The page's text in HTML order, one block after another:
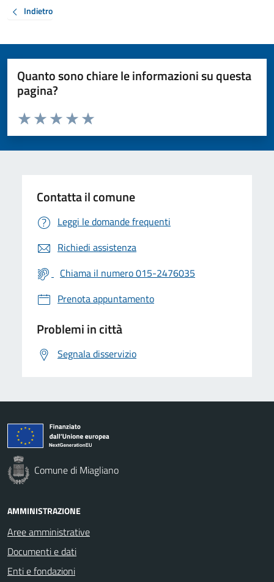
Indietro
Quanto sono chiare le informazioni su questa
pagina?
Valuta da 1 a 5 stelle la pagina
Valuta 5 stelle su 5
Valuta 4 stelle su 5
Valuta 3 stelle su 5
Valuta 2 stelle su 5
Valuta 1 stelle su 5
Contatta il comune
Leggi le domande frequenti
Richiedi assistenza
Chiama il numero 015-2476035
Prenota appuntamento
Problemi in città
Segnala disservizio
Comune di Miagliano
AMMINISTRAZIONE
Aree amministrative
Documenti e dati
Enti e fondazioni